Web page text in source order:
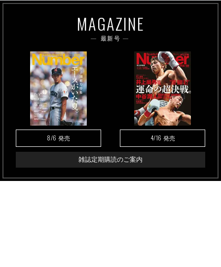
MAGAZINE
最新号
8/6 発売 4/16 発売
雑誌定期購読のご案内